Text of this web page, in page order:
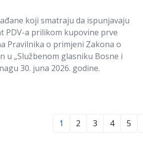
koji smatraju da ispunjavaju
PDV-a prilikom kupovine prve
Pravilnika o primjeni Zakona o
u „Službenom glasniku Bosne i
30. juna 2026. godine.
1 2 3 4 5